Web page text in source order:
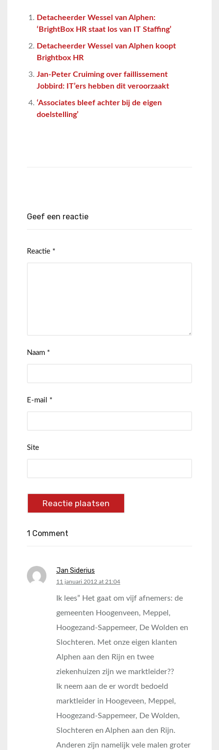
Detacheerder Wessel van Alphen:
‘BrightBox HR staat los van IT Staffing’
Detacheerder Wessel van Alphen koopt
Brightbox HR
Jan-Peter Cruiming over faillissement
Jobbird: IT’ers hebben dit veroorzaakt
‘Associates bleef achter bij de eigen
doelstelling’
Geef een reactie
Reactie *
Naam *
E-mail *
Site
1 Comment
Jan Siderius
says:
11 januari 2012 at 21:04
Ik lees” Het gaat om vijf afnemers: de
gemeenten Hoogenveen, Meppel,
Hoogezand-Sappemeer, De Wolden en
Slochteren. Met onze eigen klanten
Alphen aan den Rijn en twee
ziekenhuizen zijn we marktleider??
Ik neem aan de er wordt bedoeld
marktleider in Hoogeveen, Meppel,
Hoogezand-Sappemeer, De Wolden,
Slochteren en Alphen aan den Rijn.
Anderen zijn namelijk vele malen groter